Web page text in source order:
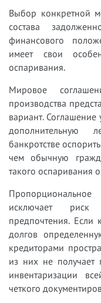
Выбор конкретной
состава
финансового
имеет свои
оспаривания.
Мировое
производства
вариант. Соглашение
дополнительную
банкротстве
чем обычную
такого оспаривания
исключает
предпочтения. Если
долгов
кредиторами
из них не получает
инвентаризации
четкого